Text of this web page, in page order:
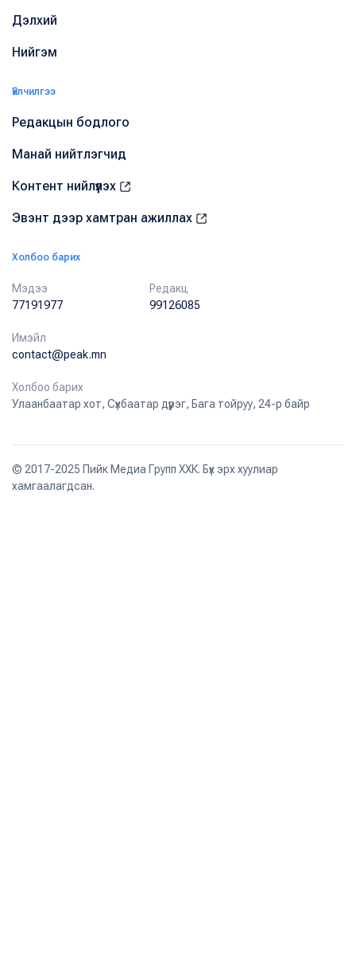
Дэлхий
Нийгэм
Үйлчилгээ
Редакцын бодлого
Манай нийтлэгчид
Контент нийлүүлэх
Эвэнт дээр хамтран ажиллах
Холбоо барих
Мэдээ
77191977
Редакц
99126085
Имэйл
contact@peak.mn
Холбоо барих
Улаанбаатар хот, Сүхбаатар дүүрэг, Бага тойруу, 24-р байр
© 2017-2025 Пийк Медиа Групп ХХК. Бүх эрх хуулиар
хамгаалагдсан.